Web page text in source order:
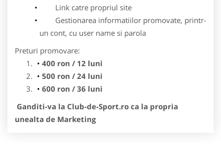
Link catre propriul site
Gestionarea informatiilor promovate, printr-
un cont, cu user name si parola
Preturi promovare:
400 ron / 12 luni
500 ron / 24 luni
600 ron / 36 luni
Ganditi-va la Club-de-Sport.ro ca la propria
unealta de Marketing